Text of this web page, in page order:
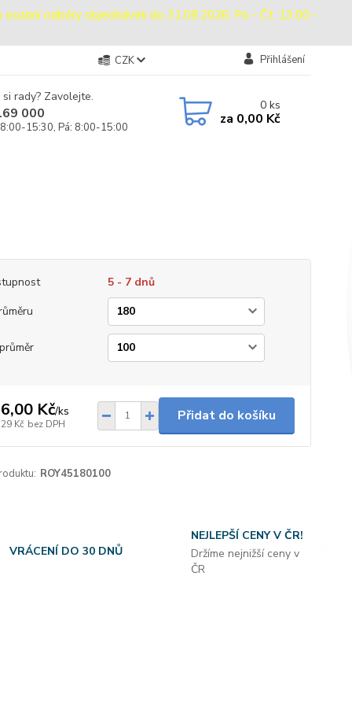
osobní odběry objednávek do 31.08.2026: Po - Čt: 13:00 -
CZK Přihlášení
rady? Zavolejte.
000
15:30, Pá: 8:00-15:00
0ks
za 0,00 Kč
5 - 7 dnů
Kč/ks
Kč bez DPH
Přidat do košíku
ROY45180100
VRÁCENÍ DO 30 DNŮ
NEJLEPŠÍ CENY V ČR!
Držíme nejnižší ceny v
ČR